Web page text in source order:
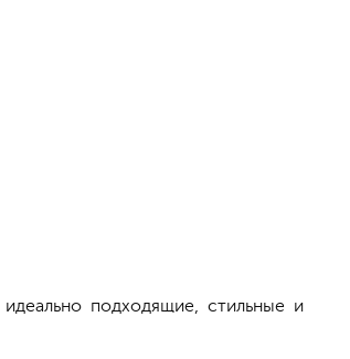
подходящие, стильные и